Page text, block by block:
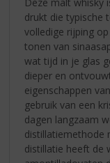
drukt die typische
volledige rijping
tonen van
wat tijd in je glas
dieper en
eigenschappen
gebruik van een
dagen langzaam
distillatiemethode
distillatie heeft de